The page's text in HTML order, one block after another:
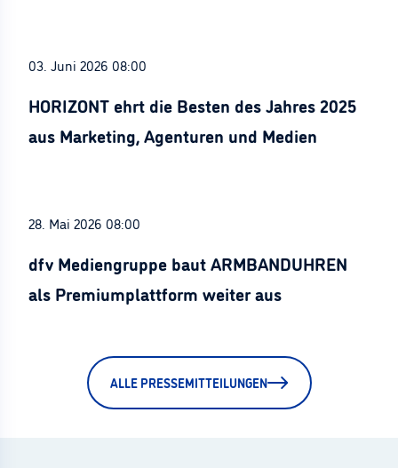
03. Juni 2026 08:00
HORIZONT ehrt die Besten des Jahres 2025
aus Marketing, Agenturen und Medien
28. Mai 2026 08:00
dfv Mediengruppe baut ARMBANDUHREN
als Premiumplattform weiter aus
ALLE PRESSEMITTEILUNGEN